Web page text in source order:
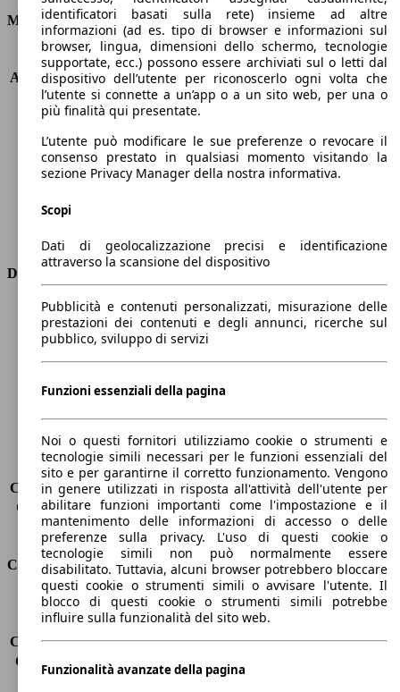
Motore e Prestazioni
KW (PS)
60 kW (82 PS)
Accelerazione (0-100 km/h)
13.5s
Velocità massima (km/h)
168 km/h
Numero di marce
5
Coppia
118 nm
Cilindrata
1199 ccm
Carburante
Benzina
Trasmissione
Dimensioni
Lunghezza
4160 mm
Altezza
1560 mm
Larghezza
Peso massimo
-
Sedili
5
Carico sul tetto
-
Capacità di traino (senza freni) -
Capacità di traino (con freni)
1100 kg
Volume del bagagliaio
350 - 1200 l
Consumi
Emissioni di CO2*
114 g/km (komb.)
Consumo (urbano)
6.0 l/100km
Consumo (extra-urbano) 4.3 l/100km
Consumo (combinato)*
4.9 l/100km
identificatori basati sulla rete) insieme ad altre
informazioni (ad es. tipo di browser e informazioni sul
browser, lingua, dimensioni dello schermo, tecnologie
supportate, ecc.) possono essere archiviati sul o letti dal
dispositivo dell’utente per riconoscerlo ogni volta che
l’utente si connette a un’app o a un sito web, per una o
più finalità qui presentate.
L’utente può modificare le sue preferenze o revocare il
consenso prestato in qualsiasi momento visitando la
sezione Privacy Manager della nostra informativa.
Scopi
Dati di geolocalizzazione precisi e identificazione
attraverso la scansione del dispositivo
Pubblicità e contenuti personalizzati, misurazione delle
prestazioni dei contenuti e degli annunci, ricerche sul
pubblico, sviluppo di servizi
Funzioni essenziali della pagina
Noi o questi fornitori utilizziamo cookie o strumenti e
tecnologie simili necessari per le funzioni essenziali del
sito e per garantirne il corretto funzionamento. Vengono
in genere utilizzati in risposta all'attività dell'utente per
abilitare funzioni importanti come l'impostazione e il
mantenimento delle informazioni di accesso o delle
preferenze sulla privacy. L'uso di questi cookie o
tecnologie simili non può normalmente essere
disabilitato. Tuttavia, alcuni browser potrebbero bloccare
questi cookie o strumenti simili o avvisare l'utente. Il
blocco di questi cookie o strumenti simili potrebbe
influire sulla funzionalità del sito web.
Funzionalità avanzate della pagina